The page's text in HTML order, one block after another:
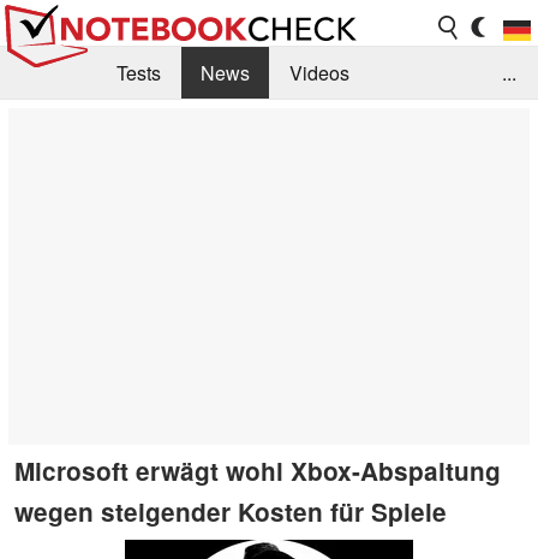
Tests News
Videos
...
Microsoft erwägt wohl Xbox-Abspaltung
wegen steigender Kosten für Spiele